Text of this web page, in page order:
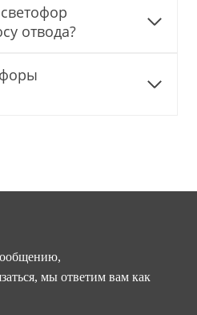
отвода?
мы ответим вам как